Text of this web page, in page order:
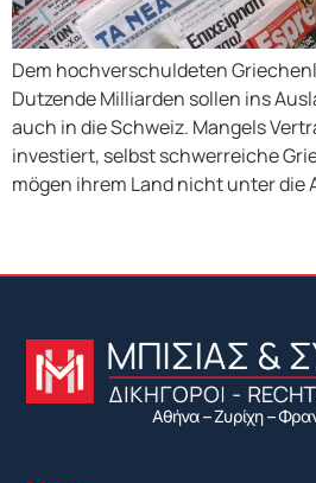
Dem hochverschuldeten
Dutzende Milliarden sollen ins
auch in die Schweiz. Mangels
investiert, selbst schwerreiche
mögen ihrem Land nicht unter die
Αθήνα – Ζυρίχη –